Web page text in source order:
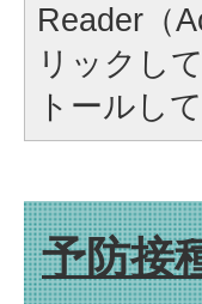
Reader（
リックし
トールし
予防接